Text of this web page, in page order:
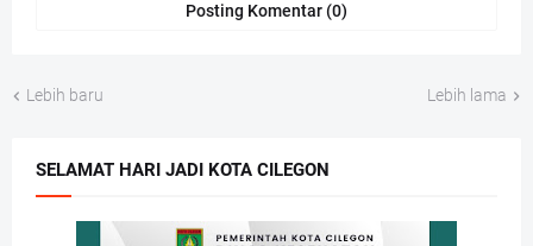
Posting Komentar (0)
Lebih baru Lebih lama
SELAMAT HARI JADI KOTA CILEGON